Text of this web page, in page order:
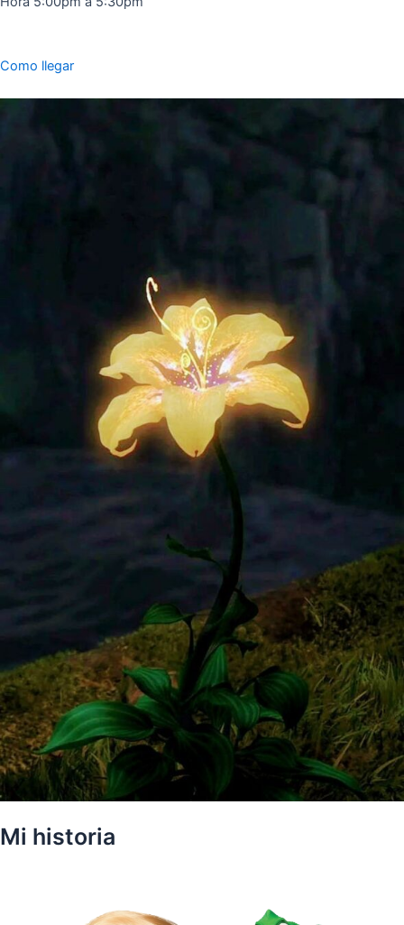
Como llegar
Mi historia